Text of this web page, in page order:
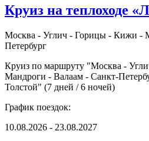
Круиз на теплоходе
Москва - Углич - Горицы - Кижи -
Петербург
Круиз по маршруту "Москва -
Мандроги - Валаам - Санкт-
Толстой" (7 дней / 6 ночей)
График поездок:
10.08.2026 - 23.08.2027